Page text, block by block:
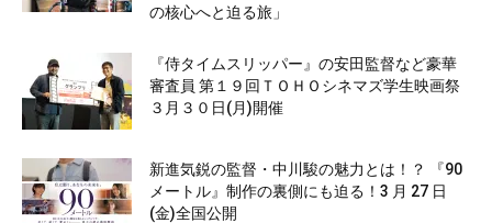
の核心へと迫る旅」
『侍タイムスリッパー』の安田監督など豪華
審査員 第１９回ＴＯＨＯシネマズ学生映画祭
３月３０日(月)開催
新進気鋭の監督・中川駿の魅力とは！？ 『90
メートル』制作の裏側にも迫る！3 月 27 日
(金)全国公開